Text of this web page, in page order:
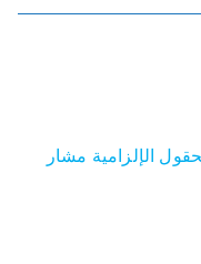
الإلزامية مشار